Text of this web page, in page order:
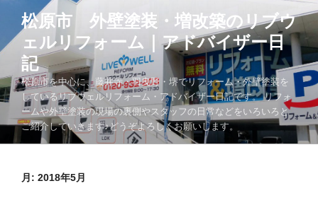
テ
ツ
へ
キ
ッ
松原市 外壁塗装・増改築のリブウ
ェルリフォーム｜アドバイザー日
記
松原市を中心に、藤井寺・羽曳野・堺でリフォーム・外壁塗装を
しているリブウェルリフォーム・アドバイザー日記です。 リフォ
ームや外壁塗装の現場の裏側やスタッフの日常などをいろいろと
ご紹介していきます♪どうぞよろしくお願いします。
月: 2018年5月